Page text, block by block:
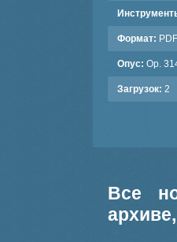
Формат: PDF
Опус: Op.
Загрузок: 2
Все